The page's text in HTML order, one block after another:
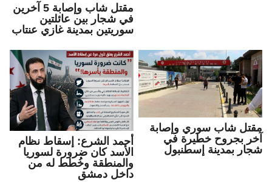
مقتل شاب وإصابة 5 آخرين
في شجار بين عائلتين
سوريتين بمدينة غازي عنتاب
مقتل شاب سوري وإصابة
آخر بجروح خطيرة في
شجار بمدينة إسطنبول
أحمد الشرع: إسقاط نظام
الأسد كان ضرورة لسوريا
والمنطقة وخُطط له من
داخل دمشق